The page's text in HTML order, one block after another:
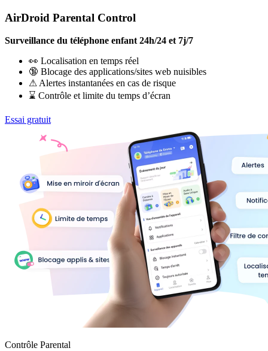
AirDroid Parental Control
Surveillance du téléphone enfant 24h/24 et 7j/7
👀 Localisation en temps réel
🔞 Blocage des applications/sites web nuisibles
⚠ Alertes instantanées en cas de risque
⌛ Contrôle et limite du temps d’écran
Essai gratuit
Contrôle Parental